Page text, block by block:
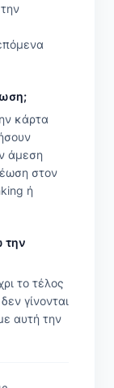
κάρτα
άμεση
στον
ή
την
το τέλος
γίνονται
αυτή την